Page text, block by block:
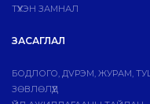
ТҮҮХЭН ЗАМНАЛ
ЗАСАГЛАЛ
БОДЛОГО, ДVРЭМ, ЖУРАМ,
ЗӨВЛӨЛҮҮД